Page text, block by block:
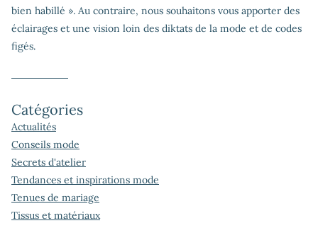
bien habillé ». Au contraire, nous souhaitons vous apporter des
éclairages et une vision loin des diktats de la mode et de codes
figés.
Catégories
Actualités
Conseils mode
Secrets d'atelier
Tendances et inspirations mode
Tenues de mariage
Tissus et matériaux